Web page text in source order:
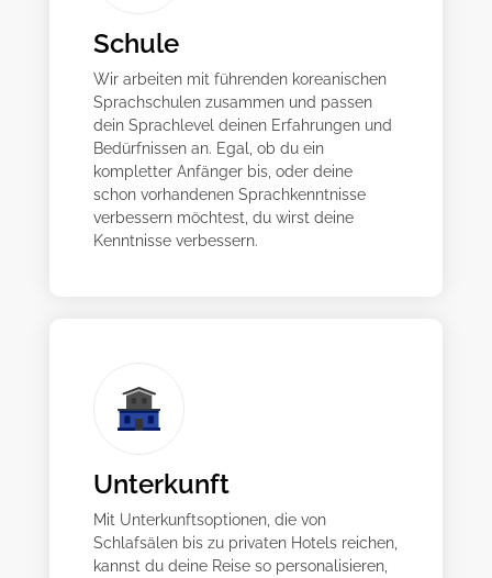
Schule
Wir arbeiten mit führenden koreanischen
Sprachschulen zusammen und passen
dein Sprachlevel deinen Erfahrungen und
Bedürfnissen an. Egal, ob du ein
kompletter Anfänger bis, oder deine
schon vorhandenen Sprachkenntnisse
verbessern möchtest, du wirst deine
Kenntnisse verbessern.
Unterkunft
Mit Unterkunftsoptionen, die von
Schlafsälen bis zu privaten Hotels reichen,
kannst du deine Reise so personalisieren,